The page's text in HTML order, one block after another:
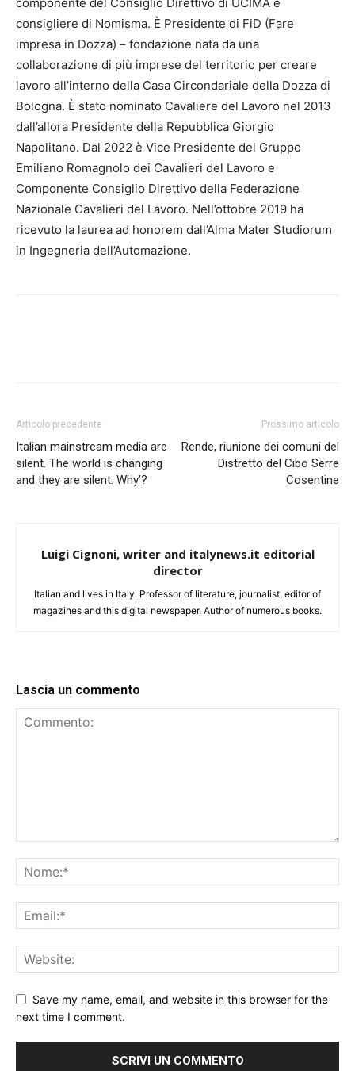
consigliere di Nomisma. È Presidente di FiD (Fare
impresa in Dozza) – fondazione nata da una
collaborazione di più imprese del territorio per creare
lavoro all’interno della Casa Circondariale della Dozza di
Bologna. È stato nominato Cavaliere del Lavoro nel 2013
dall’allora Presidente della Repubblica Giorgio
Napolitano. Dal 2022 è Vice Presidente del Gruppo
Emiliano Romagnolo dei Cavalieri del Lavoro e
Componente Consiglio Direttivo della Federazione
Nazionale Cavalieri del Lavoro. Nell’ottobre 2019 ha
ricevuto la laurea ad honorem dall’Alma Mater Studiorum
in Ingegneria dell’Automazione.
Articolo precedente
Italian mainstream media are
silent. The world is changing
and they are silent. Why’?
Prossimo articolo
Rende, riunione dei comuni del
Distretto del Cibo Serre
Cosentine
Luigi Cignoni, writer and italynews.it editorial
director
Italian and lives in Italy. Professor of literature, journalist, editor of
magazines and this digital newspaper. Author of numerous books.
Lascia un commento
Save my name, email, and website in this browser for the
next time I comment.